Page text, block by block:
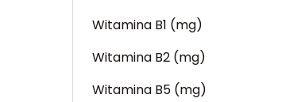
Witamina B1 (mg)
Witamina B2 (mg)
Witamina B5 (mg)